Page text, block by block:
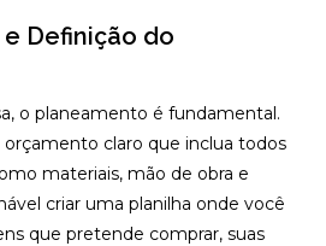
Definição do
o planeamento é fundamental.
claro que inclua todos
materiais, mão de obra e
criar uma planilha onde você
que pretende comprar, suas